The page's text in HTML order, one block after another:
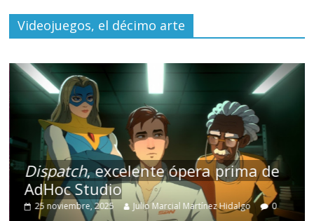
Videojuegos, el décimo arte
Dispatch, excelente ópera prima de
AdHoc Studio
25 noviembre, 2025 Julio Marcial Martínez Hidalgo 0